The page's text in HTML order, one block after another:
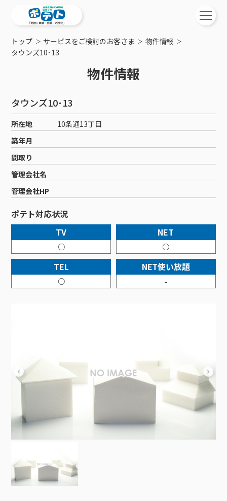
ご検討中の方
工事・配線について
新居をご検討中の方へ
ポテトを導入している集合住宅
物件情報
特典・キャンペーン
おトクな割引サービス
ご加入中の方
ご加入中のサービス確認・変更
WEBメール
サポートサービス
サポートサービストップ
リモートコール
回線速度測定
接続・設定⽅法
訪問サポート＆サポートパックサービス料⾦表
新着情報
メンテナンス・障害情報
ポテトからのプレゼント
イベントカレンダー
講座のご案内
サービス案内
サービス案内
ケーブルテレビ
ケーブルテレビトップ
チャンネル紹介
料⾦プラン
NHK衛星受信料団体⼀括⽀払
機器⼀覧
インターネット
インターネットトップ
料⾦プラン
Wi-Fiサービス
ポテトホーム防犯カメラ
オプションサービス
インターネットギガシェアプラン
固定電話
固定電話トップ
基本料⾦・通話料⾦
オプションサービス
auスマートバリュー
auまとめトーク
ポテトスマートフォントップ
料⾦プラン
機種⼀覧
オプションサービス
でんき
でんきトップ
ポラリンでんき×ポテト
ポテトでんき
暮らしを快適にするサービス
暮らしを快適にするサービストップ
ポテトライフメール
コミチャン
お困りの方はこちら
会社案内
メンテナンス
障害情報
トップ サービスをご検討のお客さま
物件情報
タウンズ10･13
物件情報
タウンズ10･13
所在地
10条通13丁目
築年月
間取り
管理会社名
管理会社HP
ポテト対応状況
TV
○
NET
○
TEL
○
NET使い放題
-